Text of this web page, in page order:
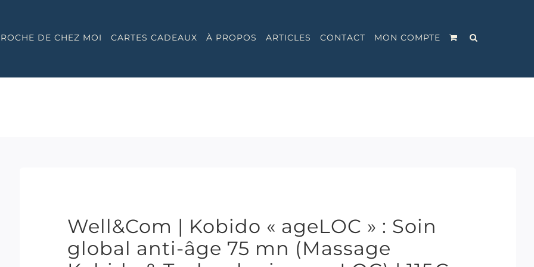
DE CHEZ MOI CARTES CADEAUX À PROPOS ARTICLES CONTACT MON COMPTE
Well&Com | Kobido « ageLOC » : Soin
global anti-âge 75 mn (Massage